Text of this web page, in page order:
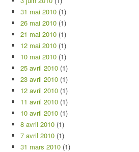
31 mai 2010 (1)
26 mai 2010 (1)
21 mai 2010 (1)
12 mai 2010 (1)
10 mai 2010 (1)
25 avril 2010 (1)
23 avril 2010 (1)
12 avril 2010 (1)
11 avril 2010 (1)
10 avril 2010 (1)
8 avril 2010 (1)
7 avril 2010 (1)
31 mars 2010 (1)